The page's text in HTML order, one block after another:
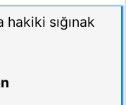
sığınak